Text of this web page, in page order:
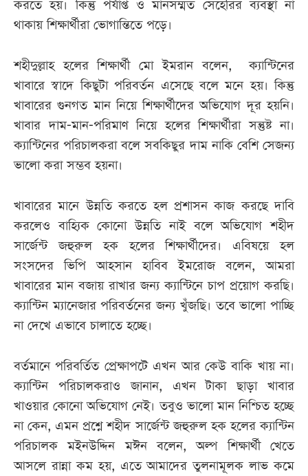
করতে হয়। কিন্তু পর্যাপ্ত ও মানসম্মত সেহেরির ব্যবস্থা না
থাকায় শিক্ষার্থীরা ভোগান্তিতে পড়ে।
শহীদুল্লাহ হলের শিক্ষার্থী মো ইমরান বলেন, ক্যান্টিনের
খাবারে স্বাদে কিছুটা পরিবর্তন এসেছে বলে মনে হয়। কিন্তু
খাবারের গুনগত মান নিয়ে শিক্ষার্থীদের অভিযোগ দূর হয়নি।
খাবার দাম-মান-পরিমাণ নিয়ে হলের শিক্ষার্থীরা সন্তুষ্ট না।
ক্যান্টিনের পরিচালকরা বলে সবকিছুর দাম নাকি বেশি সেজন্য
ভালো করা সম্ভব হয়না।
খাবারের মানে উন্নতি করতে হল প্রশাসন কাজ করছে দাবি
করলেও বাহ্যিক কোনো উন্নতি নাই বলে অভিযোগ শহীদ
সার্জেন্ট জহুরুল হক হলের শিক্ষার্থীদের। এবিষয়ে হল
সংসদের ভিপি আহসান হাবিব ইমরোজ বলেন, আমরা
খাবারের মান বজায় রাখার জন্য ক্যান্টিনে চাপ প্রয়োগ করছি।
ক্যান্টিন ম্যানেজার পরিবর্তনের জন্য খুঁজছি। তবে ভালো পাচ্ছি
না দেখে এভাবে চালাতে হচ্ছে।
বর্তমানে পরিবর্তিত প্রেক্ষাপটে এখন আর কেউ বাকি খায় না।
ক্যান্টিন পরিচালকরাও জানান, এখন টাকা ছাড়া খাবার
খাওয়ার কোনো অভিযোগ নেই। তবুও ভালো মান নিশ্চিত হচ্ছে
না কেন, এমন প্রশ্নে শহীদ সার্জেন্ট জহুরুল হক হলের ক্যান্টিন
পরিচালক মইনউদ্দিন মঈন বলেন, অল্প শিক্ষার্থী খেতে
আসলে রান্না কম হয়, এতে আমাদের তুলনামূলক লাভ কমে